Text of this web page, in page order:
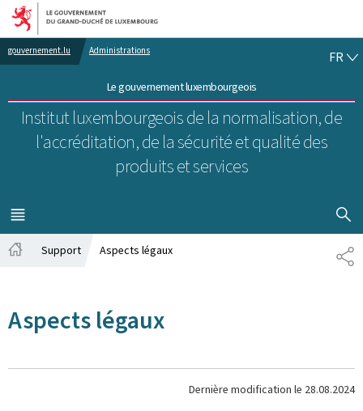
Aller au menu principal
Aller au contenu
gouvernement.lu Administrations
Le gouvernement luxembourgeois
Institut luxembourgeois de la normalisation, de
l'accréditation, de la sécurité et qualité des
produits et services
FR
MENU
PRINCIPAL
Support Aspects légaux
Aspects légaux
Dernière modification le 28.08.2024